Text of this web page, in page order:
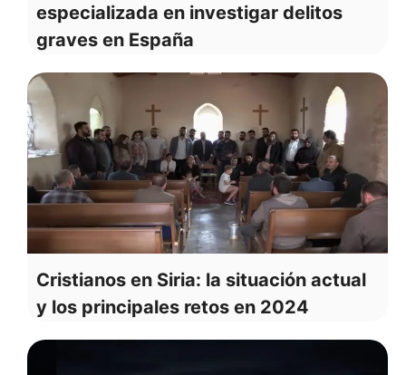
especializada en investigar delitos
graves en España
Cristianos en Siria: la situación actual
y los principales retos en 2024